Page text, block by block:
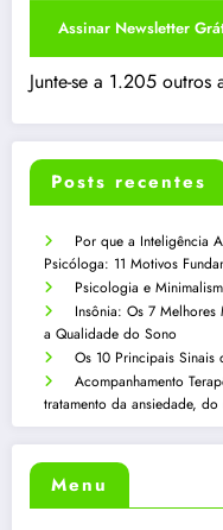
Assinar Newsletter
Junte-se a 1.205 outros
Posts recentes
Por que a Inteligência
Psicóloga: 11 Motivos
Psicologia e
Insônia: Os 7
a Qualidade do Sono
Os 10 Principais Sinais
Acompanhamento
tratamento da ansiedade,
Menu